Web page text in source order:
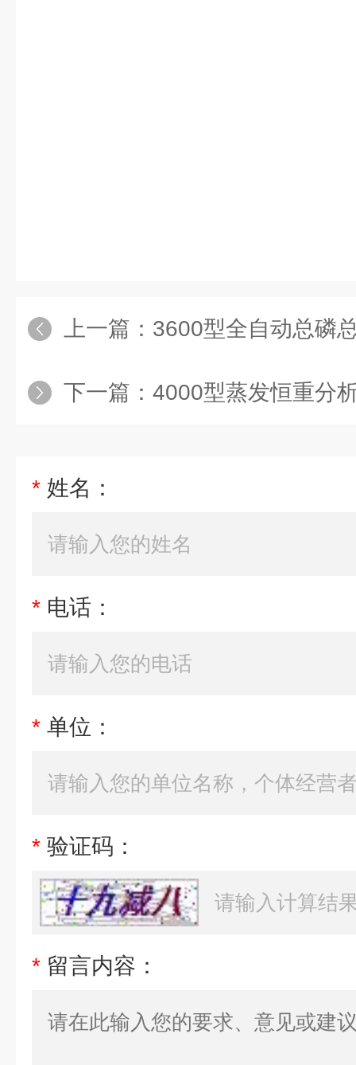
上一篇： 3600型全自动总磷
下一篇： 4000型蒸发恒重分
* 姓名：
* 电话：
* 单位：
* 验证码：
* 留言内容：